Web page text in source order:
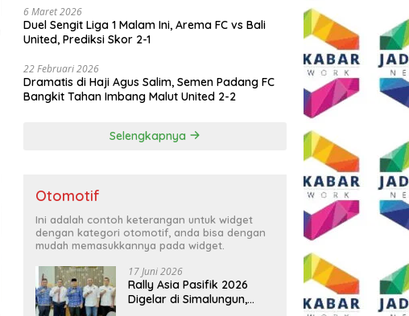
6 Maret 2026
Duel Sengit Liga 1 Malam Ini, Arema FC vs Bali
United, Prediksi Skor 2-1
22 Februari 2026
Dramatis di Haji Agus Salim, Semen Padang FC
Bangkit Tahan Imbang Malut United 2-2
Selengkapnya
Otomotif
Ini adalah contoh keterangan untuk widget
dengan kategori otomotif, anda bisa dengan
mudah memasukkannya pada widget.
17 Juni 2026
Rally Asia Pasifik 2026
Digelar di Simalungun,